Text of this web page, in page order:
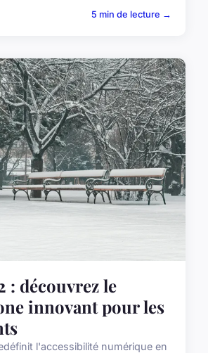
5 min de lecture →
: découvrez le
innovant pour les
l'accessibilité numérique en